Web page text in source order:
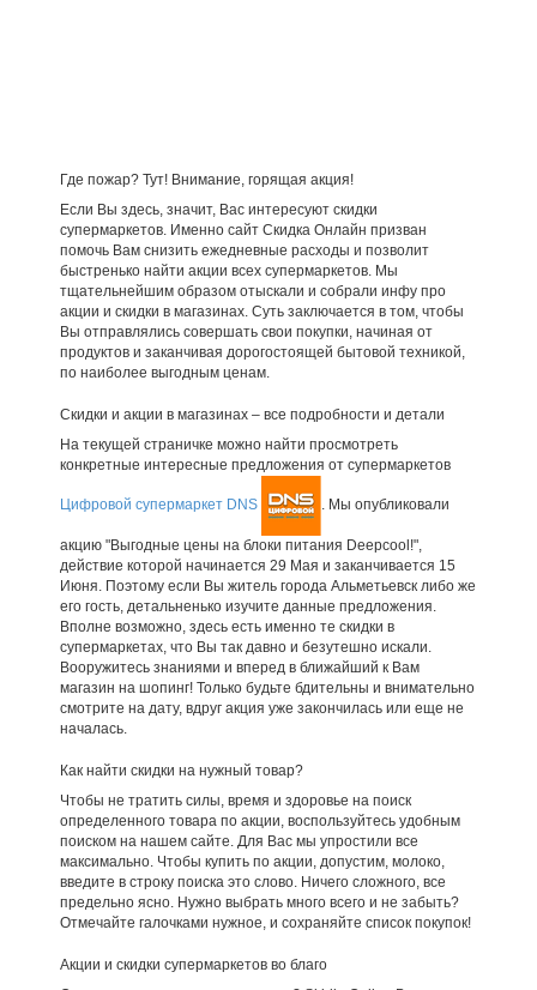
Где пожар? Тут! Внимание, горящая акция!
Если Вы здесь, значит, Вас интересуют скидки
супермаркетов. Именно сайт Скидка Онлайн призван
помочь Вам снизить ежедневные расходы и позволит
быстренько найти акции всех супермаркетов. Мы
тщательнейшим образом отыскали и собрали инфу про
акции и скидки в магазинах. Суть заключается в том, чтобы
Вы отправлялись совершать свои покупки, начиная от
продуктов и заканчивая дорогостоящей бытовой техникой,
по наиболее выгодным ценам.
Скидки и акции в магазинах – все подробности и детали
На текущей страничке можно найти просмотреть
конкретные интересные предложения от супермаркетов
Цифровой супермаркет DNS . Мы опубликовали
акцию "Выгодные цены на блоки питания Deepcool!",
действие которой начинается 29 Мая и заканчивается 15
Июня. Поэтому если Вы житель города Альметьевск либо же
его гость, детальненько изучите данные предложения.
Вполне возможно, здесь есть именно те скидки в
супермаркетах, что Вы так давно и безутешно искали.
Вооружитесь знаниями и вперед в ближайший к Вам
магазин на шопинг! Только будьте бдительны и внимательно
смотрите на дату, вдруг акция уже закончилась или еще не
началась.
Как найти скидки на нужный товар?
Чтобы не тратить силы, время и здоровье на поиск
определенного товара по акции, воспользуйтесь удобным
поиском на нашем сайте. Для Вас мы упростили все
максимально. Чтобы купить по акции, допустим, молоко,
введите в строку поиска это слово. Ничего сложного, все
предельно ясно. Нужно выбрать много всего и не забыть?
Отмечайте галочками нужное, и сохраняйте список покупок!
Акции и скидки супермаркетов во благо